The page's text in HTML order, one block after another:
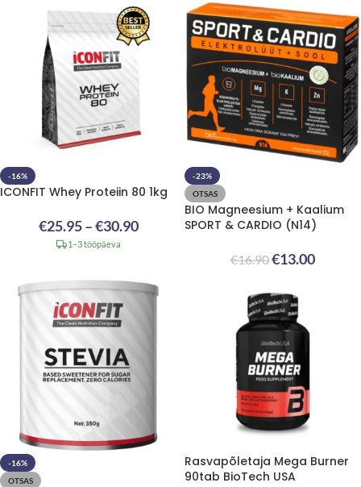
-16%
ICONFIT Whey Proteiin 80 1kg
€25.95 –€30.90
1–3 tööpäeva
-23%
OTSAS
BIO Magneesium + Kaalium
SPORT & CARDIO (N14)
€16.90€13.00
-16%
OTSAS
Rasvapõletaja Mega Burner
90tab BioTech USA